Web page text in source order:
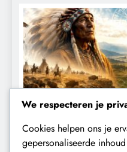
KLIMAATBEDROG
We respecteren je
Cookies helpen ons je
gepersonaliseerde